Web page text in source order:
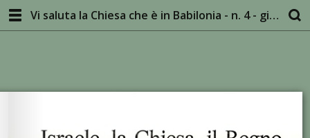
Vi saluta la Chiesa che è in Babilonia - n. 4 - giugno 1976